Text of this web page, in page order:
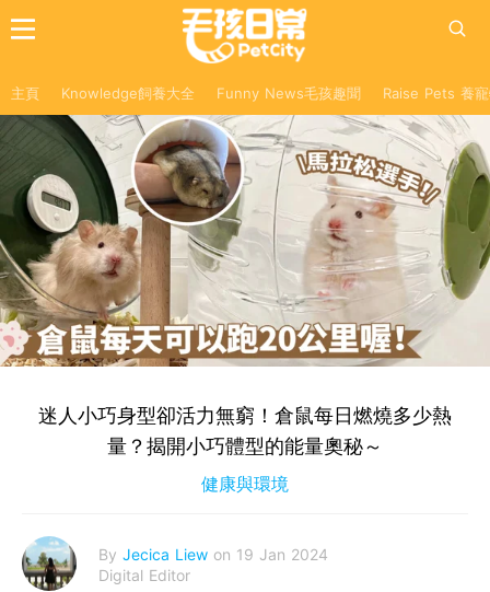
主頁 Knowledge飼養大全 Funny News毛孩趣聞 Raise Pets 養
迷人小巧身型卻活力無窮！倉鼠每日燃燒多少熱
量？揭開小巧體型的能量奧秘～
健康與環境
By Jecica Liew on 19 Jan 2024
Digital Editor